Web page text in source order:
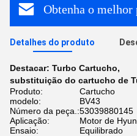
Obtenha o melhor
Detalhes do produto
Destacar: Turbo Cartucho,
substituição do cartucho de
Produto:
Cartucho
modelo:
BV43
Número da peça.:53039880145
Aplicação:
Motor de
Ensaio:
Equilibrado